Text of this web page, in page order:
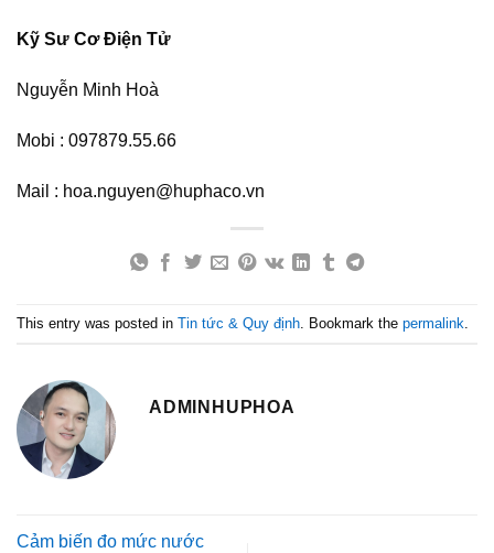
Kỹ Sư Cơ Điện Tử
Nguyễn Minh Hoà
Mobi : 097879.55.66
Mail : hoa.nguyen@huphaco.vn
This entry was posted in Tin tức & Quy định . Bookmark the permalink
ADMINHUPHOA
Cảm biến đo mức nước